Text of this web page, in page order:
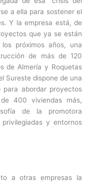
a ella para sostener el
Y la empresa está, de
que ya se están
próximos años, una
de más de 120
de Almería y Roquetas
Sureste dispone de una
para abordar proyectos
400 viviendas más,
de la promotora
y entornos
a otras empresas la